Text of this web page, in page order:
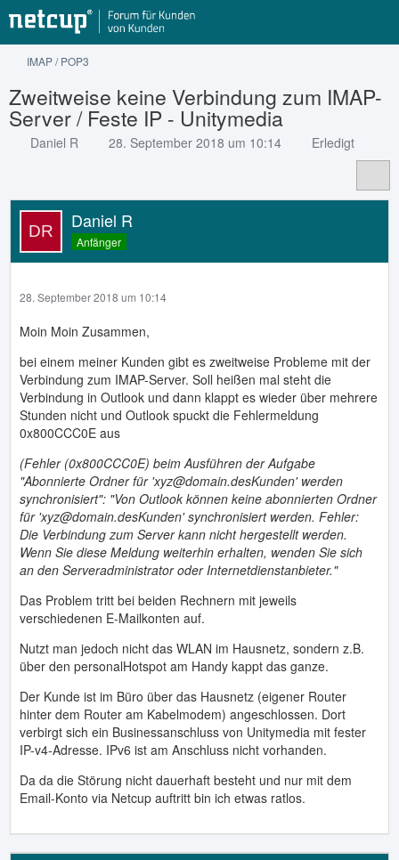
IMAP / POP3
Zweitweise keine Verbindung zum IMAP-
Server / Feste IP - Unitymedia
Daniel R 28. September 2018 um 10:14 Erledigt
Daniel R
Anfänger
28. September 2018 um 10:14
Moin Moin Zusammen,
bei einem meiner Kunden gibt es zweitweise Probleme mit der
Verbindung zum IMAP-Server. Soll heißen mal steht die
Verbindung in Outlook und dann klappt es wieder über mehrere
Stunden nicht und Outlook spuckt die Fehlermeldung
0x800CCC0E aus
(Fehler (0x800CCC0E) beim Ausführen der Aufgabe
"Abonnierte Ordner für 'xyz@domain.desKunden' werden
synchronisiert": "Von Outlook können keine abonnierten Ordner
für 'xyz@domain.desKunden' synchronisiert werden. Fehler:
Die Verbindung zum Server kann nicht hergestellt werden.
Wenn Sie diese Meldung weiterhin erhalten, wenden Sie sich
an den Serveradministrator oder Internetdienstanbieter."
Das Problem tritt bei beiden Rechnern mit jeweils
verschiedenen E-Mailkonten auf.
Nutzt man jedoch nicht das WLAN im Hausnetz, sondern z.B.
über den personalHotspot am Handy kappt das ganze.
Der Kunde ist im Büro über das Hausnetz (eigener Router
hinter dem Router am Kabelmodem) angeschlossen. Dort
verbirgt sich ein Businessanschluss von Unitymedia mit fester
IP-v4-Adresse. IPv6 ist am Anschluss nicht vorhanden.
Da da die Störung nicht dauerhaft besteht und nur mit dem
Email-Konto via Netcup auftritt bin ich etwas ratlos.